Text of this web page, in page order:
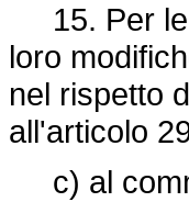
15. Per le
loro
nel rispetto
all'articolo
c) al